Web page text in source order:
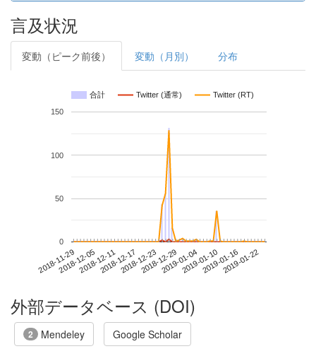
言及状況
変動（ピーク前後） 変動（月別） 分布
合計 Twitter (通常) Twitter (RT)
2018-11-292018-12-052018-12-112018-12-172018-12-232018-12-292019-01-042019-01-102019-01-162019-01-22
0
50
100
150
外部データベース (DOI)
2 Mendeley Google Scholar